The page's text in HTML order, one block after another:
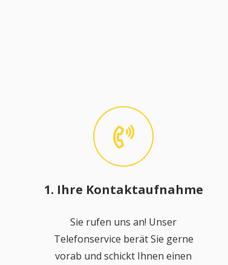
1. Ihre Kontaktaufnahme
Sie rufen uns an! Unser
Telefonservice berät Sie gerne
vorab und schickt Ihnen einen